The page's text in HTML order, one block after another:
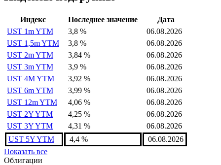
Индекс Последнее значение
Дата
UST 1m YTM
3,8 %
06.08.2026
UST 1,5m YTM
3,8 %
06.08.2026
UST 2m YTM
3,84 %
06.08.2026
UST 3m YTM
3,9 %
06.08.2026
UST 4M YTM
3,92 %
06.08.2026
UST 6m YTM
3,99 %
06.08.2026
UST 12m YTM
4,06 %
06.08.2026
UST 2Y YTM
4,25 %
06.08.2026
UST 3Y YTM
4,31 %
06.08.2026
UST 5Y YTM
4,4 %
06.08.2026
Показать все
Облигации